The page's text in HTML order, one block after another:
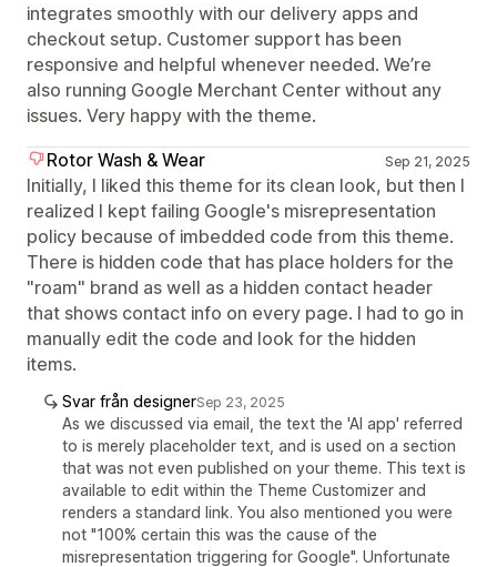
integrates smoothly with our delivery apps and
checkout setup. Customer support has been
responsive and helpful whenever needed. We’re
also running Google Merchant Center without any
issues. Very happy with the theme.
Rotor Wash & Wear
Sep 21, 2025
Initially, I liked this theme for its clean look, but then I
realized I kept failing Google's misrepresentation
policy because of imbedded code from this theme.
There is hidden code that has place holders for the
"roam" brand as well as a hidden contact header
that shows contact info on every page. I had to go in
manually edit the code and look for the hidden
items.
Svar från designerSep 23, 2025
As we discussed via email, the text the 'AI app' referred
to is merely placeholder text, and is used on a section
that was not even published on your theme. This text is
available to edit within the Theme Customizer and
renders a standard link. You also mentioned you were
not "100% certain this was the cause of the
misrepresentation triggering for Google". Unfortunate